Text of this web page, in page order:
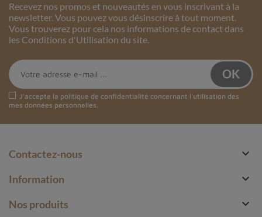
Recevez nos promos et nouveautés en vous inscrivant à la
newsletter. Vous pouvez vous désinscrire à tout moment.
Vous trouverez pour cela nos informations de contact dans
les Conditions d'Utilisation du site.
J'accepte la politique de confidentialité concernant l'utilisation des
mes données personnelles.
Contactez-nous 
Information 
Nos produits 